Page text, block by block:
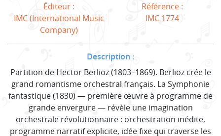
Éditeur :
IMC (International Music
Company)
Référence :
IMC 1774
Description :
Partition de Hector Berlioz (1803–1869). Berlioz crée le
grand romantisme orchestral français. La Symphonie
fantastique (1830) — première œuvre à programme de
grande envergure — révèle une imagination
orchestrale révolutionnaire : orchestration inédite,
programme narratif explicite, idée fixe qui traverse les